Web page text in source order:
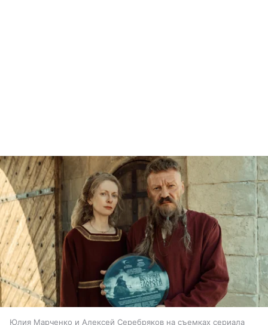
Юлия Марченко и Алексей Серебряков на съемках сериала